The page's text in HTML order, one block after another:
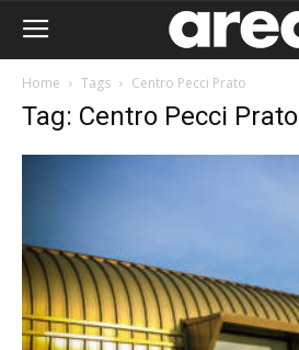
Home Tags Centro Pecci Prato
Tag: Centro Pecci Prato